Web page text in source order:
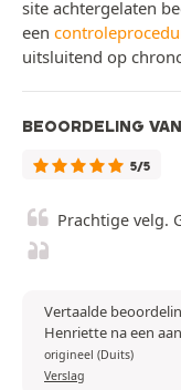
site achtergelaten
een
uitsluitend op
BEOORDELING
5/5
Prachtige velg.
Vertaalde
Henriette na een
origineel (Duits)
Verslag